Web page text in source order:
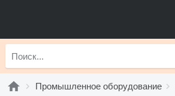
Промышленное оборудование